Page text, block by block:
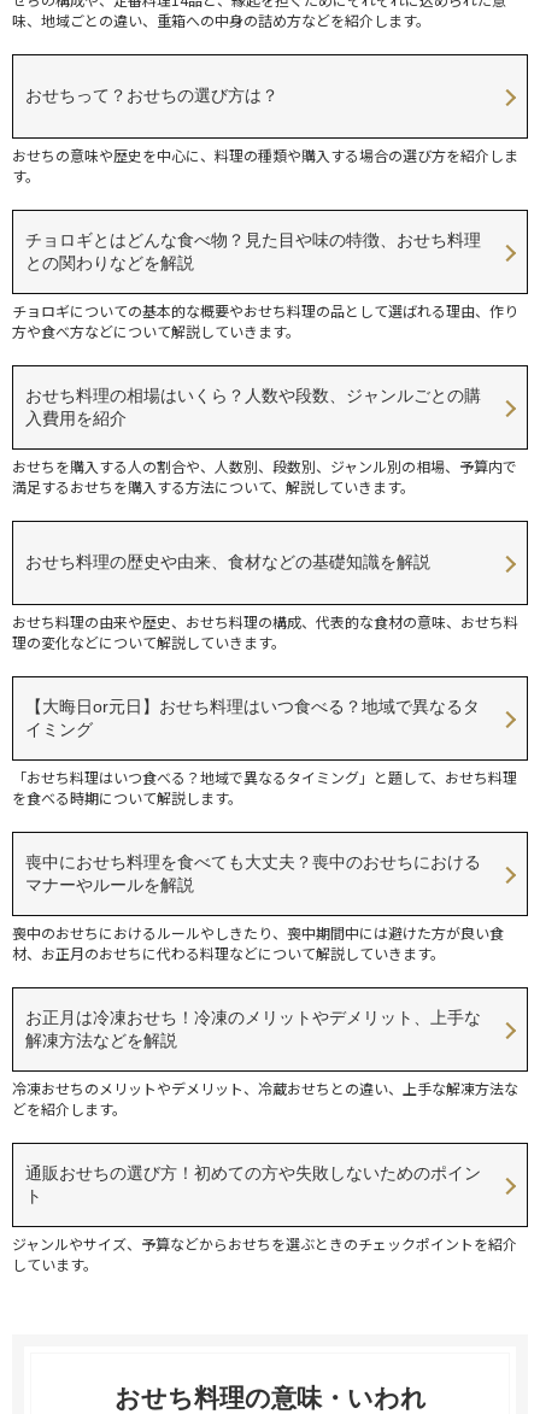
味、地域ごとの違い、重箱への中身の詰め方などを紹介します。
おせちって？おせちの選び方は？
おせちの意味や歴史を中心に、料理の種類や購入する場合の選び方を紹介しま
す。
チョロギとはどんな食べ物？見た目や味の特徴、おせち料理
との関わりなどを解説
チョロギについての基本的な概要やおせち料理の品として選ばれる理由、作り
方や食べ方などについて解説していきます。
おせち料理の相場はいくら？人数や段数、ジャンルごとの購
入費用を紹介
おせちを購入する人の割合や、人数別、段数別、ジャンル別の相場、予算内で
満足するおせちを購入する方法について、解説していきます。
おせち料理の歴史や由来、食材などの基礎知識を解説
おせち料理の由来や歴史、おせち料理の構成、代表的な食材の意味、おせち料
理の変化などについて解説していきます。
【大晦日or元日】おせち料理はいつ食べる？地域で異なるタ
イミング
「おせち料理はいつ食べる？地域で異なるタイミング」と題して、おせち料理
を食べる時期について解説します。
喪中におせち料理を食べても大丈夫？喪中のおせちにおける
マナーやルールを解説
喪中のおせちにおけるルールやしきたり、喪中期間中には避けた方が良い食
材、お正月のおせちに代わる料理などについて解説していきます。
お正月は冷凍おせち！冷凍のメリットやデメリット、上手な
解凍方法などを解説
冷凍おせちのメリットやデメリット、冷蔵おせちとの違い、上手な解凍方法な
どを紹介します。
通販おせちの選び方！初めての方や失敗しないためのポイン
ト
ジャンルやサイズ、予算などからおせちを選ぶときのチェックポイントを紹介
しています。
おせち料理の意味・いわれ